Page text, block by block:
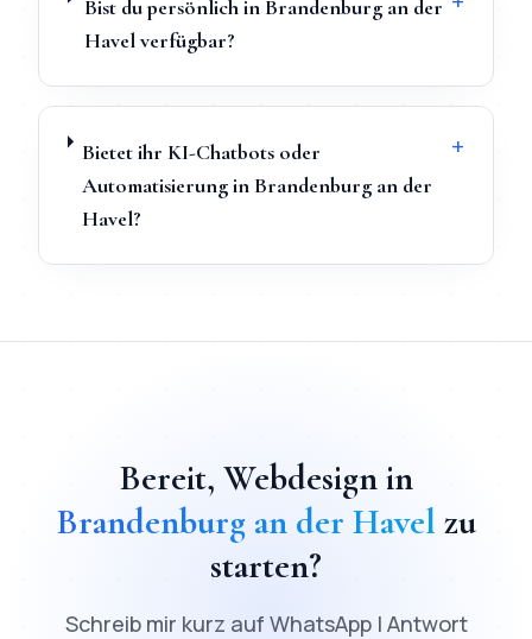
Bist du persönlich in Brandenburg an der
Havel verfügbar?
Bietet ihr KI-Chatbots oder
Automatisierung in Brandenburg an der
Havel?
+
Bereit, Webdesignin
Brandenburg an der Havel zu
starten?
Schreib mir kurz auf WhatsApp | Antwort